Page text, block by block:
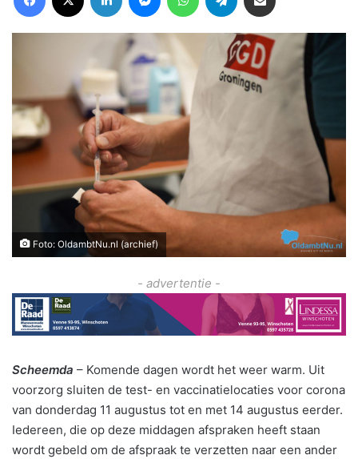
Foto: OldambtNu.nl (archief)
- advertentie -
Scheemda – Komende dagen wordt het weer warm. Uit
voorzorg sluiten de test- en vaccinatielocaties voor corona
van donderdag 11 augustus tot en met 14 augustus eerder.
Iedereen, die op deze middagen afspraken heeft staan
wordt gebeld om de afspraak te verzetten naar een ander